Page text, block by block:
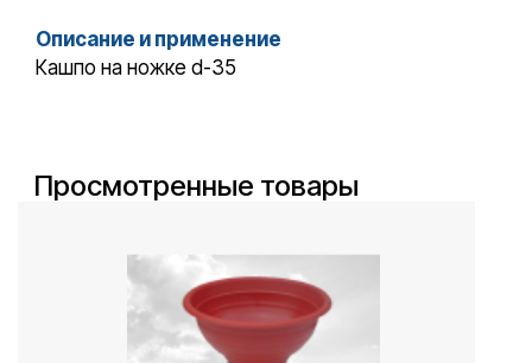
Описание и применение
Кашпо на ножке d-35
Просмотренные товары